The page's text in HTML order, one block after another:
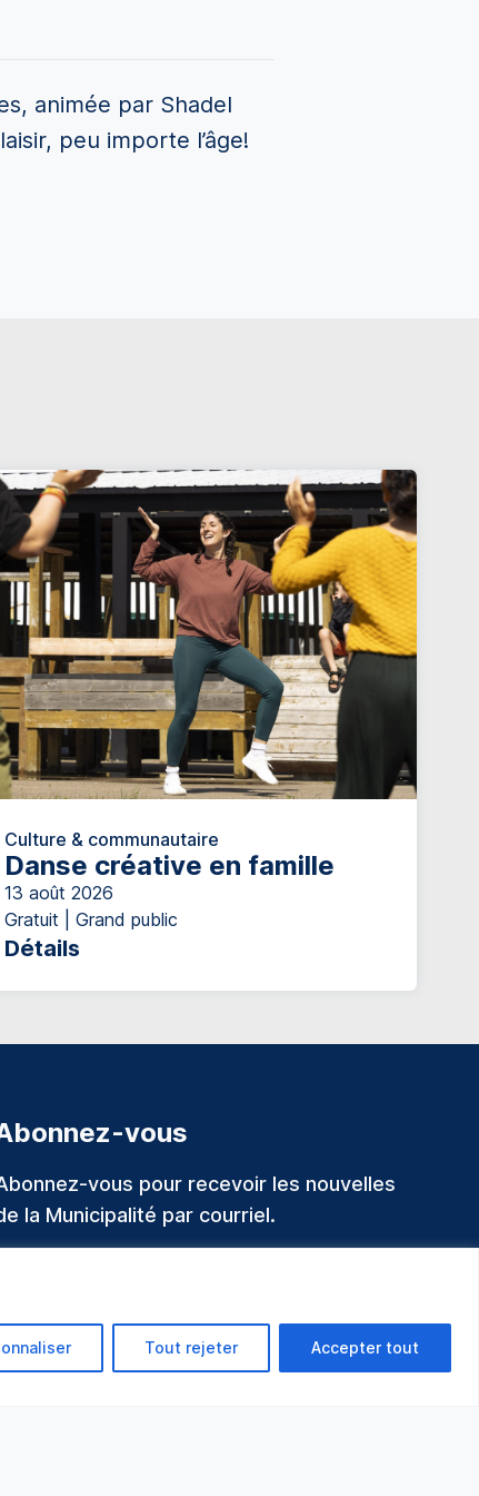
Tout rejeter Accepter tout
animée par Shadel
peu importe l’âge!
Culture & communautaire
Danse créative en famille
13 août 2026
Gratuit | Grand public
Détails
vous
vous pour recevoir les nouvelles
la Municipalité par courriel.